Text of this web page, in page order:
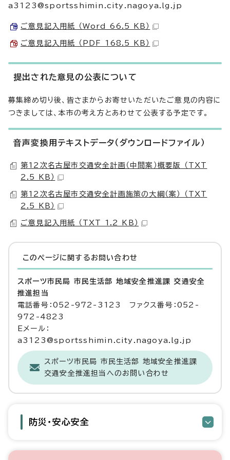
a3123@sportsshimin.city.nagoya.lg.jp
ご意見記入用紙 （Word 66.5 KB）
ご意見記入用紙 （PDF 168.5 KB）
提出された意見の公表について
募集締め切り後、皆さまからお寄せいただいたご意見の内容に
つきましては、本市の考え方とあわせて公表する予定です。
音声変換用テキストデータ（ダウンロードファイル）
第12次名古屋市交通安全計画（中間案）概要版 （TXT
2.5 KB）
第12次名古屋市交通安全計画施策の大綱（案） （TXT
2.5 KB）
ご意見記入用紙 （TXT 1.2 KB）
このページに関する お問い合わせ
スポーツ市民局 市民生活部 地域安全推進課 交通安全
推進担当
電話番号：052-972-3123 ファクス番号：052-
972-4823
Eメール：
a3123@sportsshimin.city.nagoya.lg.jp
スポーツ市民局 市民生活部 地域安全推進課
交通安全推進担当へのお問い合わせ
防災・安心安全